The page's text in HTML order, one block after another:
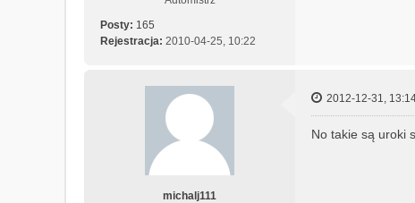
Posty: 165
Rejestracja: 2010-04-25, 10:22
michalj111
2012-12-31,
No takie są uroki